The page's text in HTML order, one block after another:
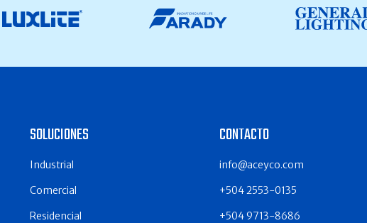
SOLUCIONES
Industrial
Comercial
Residencial
CONTACTO
info@aceyco.com
+504 2553-0135
+504 9713-8686